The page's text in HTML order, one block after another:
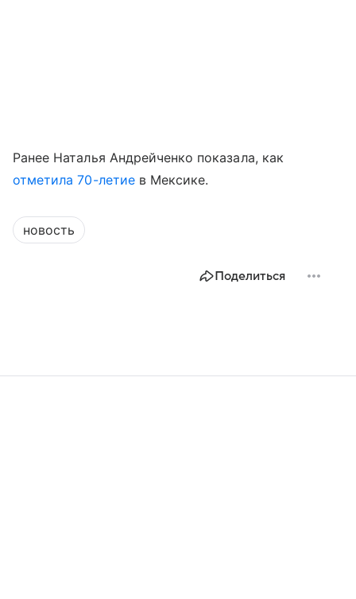
Ранее Наталья Андрейченко показала, как
отметила 70-летиев Мексике.
новость
Поделиться